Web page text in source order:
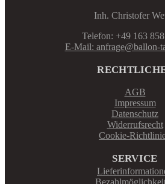
Inh. Christofer
Telefon: +49 163
E-Mail: anfrage@ballon-
AGB
Impressum
Datenschutz
Widerrufsrecht
Cookie-
SERVICE